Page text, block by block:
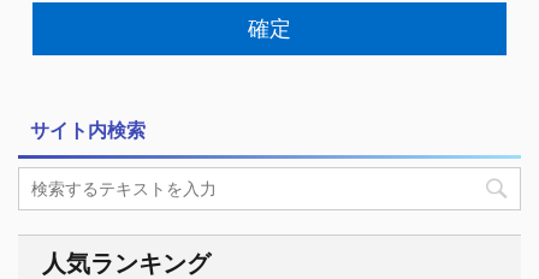
サイト内検索
人気ランキング